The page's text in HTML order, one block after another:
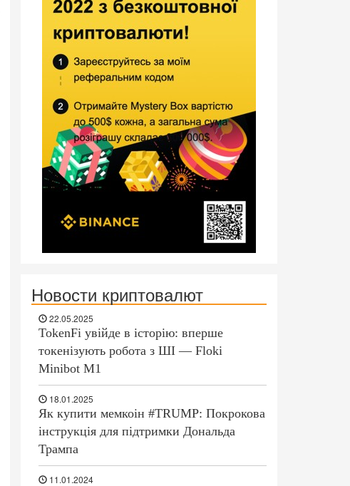
Новости криптовалют
22.05.2025
TokenFi увійде в історію: вперше
токенізують робота з ШІ — Floki
Minibot M1
18.01.2025
Як купити мемкоін #TRUMP: Покрокова
інструкція для підтримки Дональда
Трампа
11.01.2024